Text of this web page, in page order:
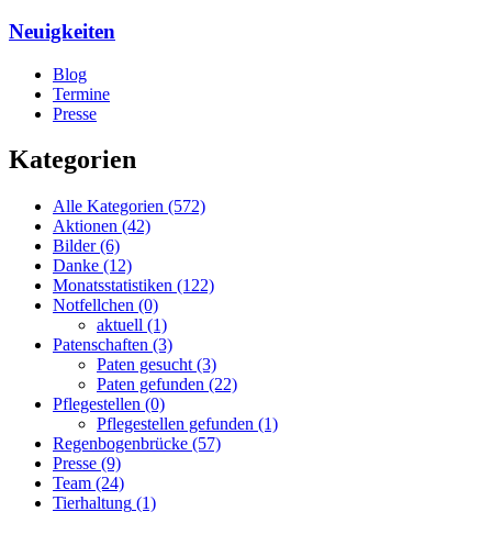
Neuigkeiten
Blog
Termine
Presse
Kategorien
Alle Kategorien (572)
Aktionen (42)
Bilder (6)
Danke (12)
Monatsstatistiken (122)
Notfellchen (0)
aktuell (1)
Patenschaften (3)
Paten gesucht (3)
Paten gefunden (22)
Pflegestellen (0)
Pflegestellen gefunden (1)
Regenbogenbrücke (57)
Presse (9)
Team (24)
Tierhaltung (1)